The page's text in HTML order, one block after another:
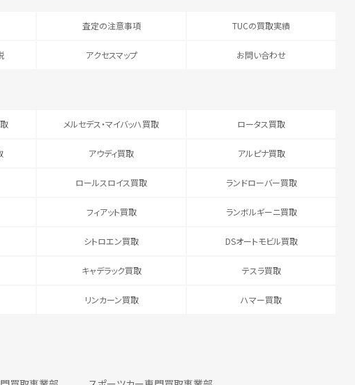
査定の注意事項 TUCの買取実績
アクセスマップ お問い合わせ
メルセデス・マイバッハ買取 ロータス買取
アウディ買取 アルピナ買取
ロールスロイス買取 ランドローバー買取
フィアット買取 ランボルギーニ買取
シトロエン買取 DSオートモビル買取
キャデラック買取 テスラ買取
リンカーン買取 ハマー買取